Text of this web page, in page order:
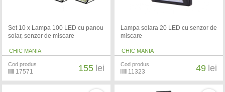
Set 10 x Lampa 100 LED cu panou
solar, senzor de miscare
CHIC MANIA
Cod produs
17571 155 lei
Lampa solara 20 LED cu senzor de
miscare
CHIC MANIA
Cod produs
11323 49 lei